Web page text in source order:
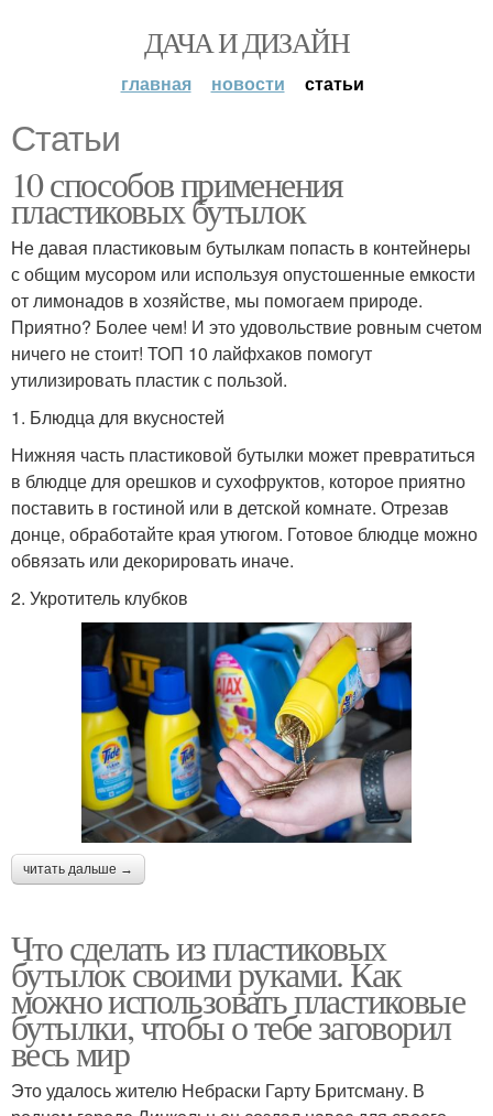
ДАЧА И ДИЗАЙН
главная новости статьи
Статьи
10 способов применения
пластиковых бутылок
Не давая пластиковым бутылкам попасть в контейнеры
с общим мусором или используя опустошенные емкости
от лимонадов в хозяйстве, мы помогаем природе.
Приятно? Более чем! И это удовольствие ровным счетом
ничего не стоит! ТОП 10 лайфхаков помогут
утилизировать пластик с пользой.
1. Блюдца для вкусностей
Нижняя часть пластиковой бутылки может превратиться
в блюдце для орешков и сухофруктов, которое приятно
поставить в гостиной или в детской комнате. Отрезав
донце, обработайте края утюгом. Готовое блюдце можно
обвязать или декорировать иначе.
2. Укротитель клубков
читать дальше →
Что сделать из пластиковых
бутылок своими руками. Как
можно использовать пластиковые
бутылки, чтобы о тебе заговорил
весь мир
Это удалось жителю Небраски Гарту Бритсману. В